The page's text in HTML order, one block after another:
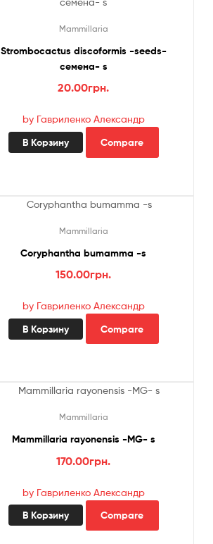
Mammillaria
Strombocactus discoformis -seeds-
семена- s
20.00грн.
by Гавриленко Александр
В Корзину Compare
Mammillaria
Coryphantha bumamma -s
150.00грн.
by Гавриленко Александр
В Корзину Compare
Mammillaria
Mammillaria rayonensis -MG- s
170.00грн.
by Гавриленко Александр
В Корзину Compare